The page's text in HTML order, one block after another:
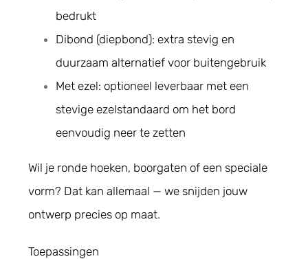
bedrukt
Dibond (diepbond): extra stevig en
duurzaam alternatief voor buitengebruik
Met ezel: optioneel leverbaar met een
stevige ezelstandaard om het bord
eenvoudig neer te zetten
Wil je ronde hoeken, boorgaten of een speciale
vorm? Dat kan allemaal — we snijden jouw
ontwerp precies op maat.
Toepassingen